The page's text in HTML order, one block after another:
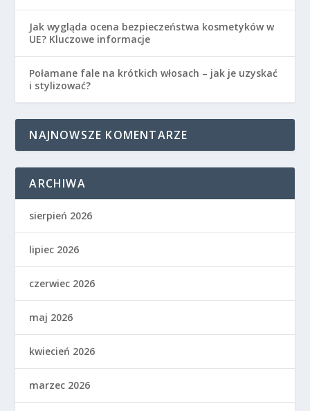
Jak wygląda ocena bezpieczeństwa kosmetyków w
UE? Kluczowe informacje
Połamane fale na krótkich włosach – jak je uzyskać
i stylizować?
NAJNOWSZE KOMENTARZE
ARCHIWA
sierpień 2026
lipiec 2026
czerwiec 2026
maj 2026
kwiecień 2026
marzec 2026